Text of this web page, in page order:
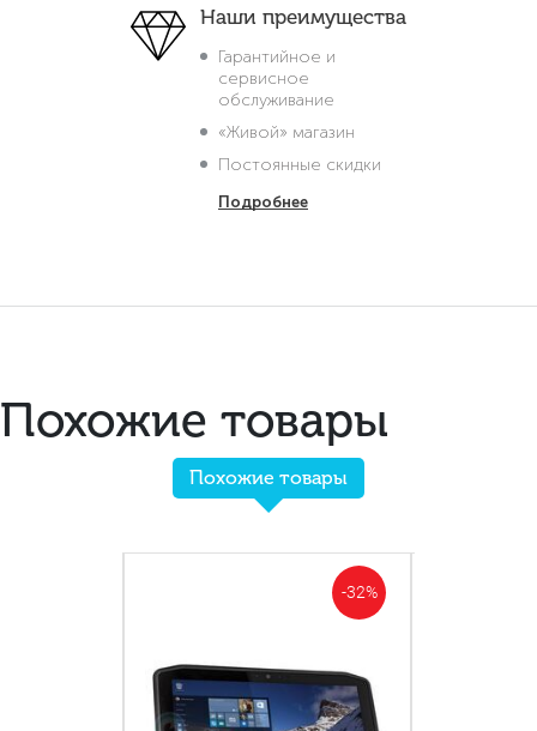
Наши преимущества
Гарантийное и
сервисное
обслуживание
«Живой» магазин
Постоянные скидки
Подробнее
Похожие товары
Похожие товары
-32%